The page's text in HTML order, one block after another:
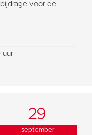
bijdrage voor de
uur
29
september